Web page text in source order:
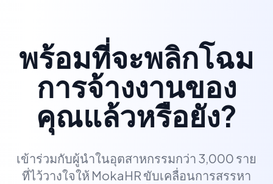
พร้อมที่จะพลิกโฉม
การจ้างงานของ
คุณแล้วหรือยัง?
เข้าร่วมกับผู้นำในอุตสาหกรรมกว่า 3,000 ราย
ที่ไว้วางใจให้ MokaHR ขับเคลื่อนการสรรหา